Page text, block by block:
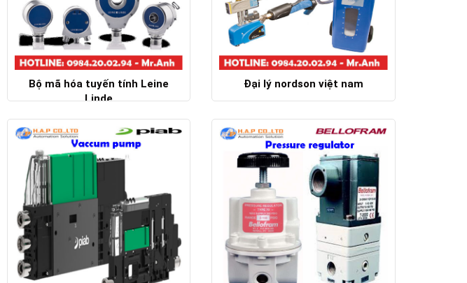
Bộ mã hóa tuyến tính Leine
Linde
Đại lý nordson việt nam
Chi tiết